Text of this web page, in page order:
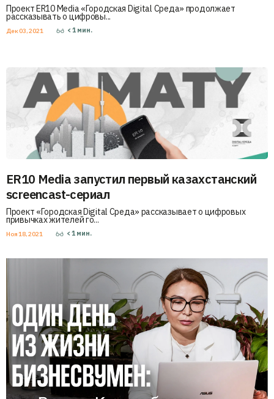
Проект ER10 Media «Городская Digital Среда» продолжает
рассказывать о цифровы...
Дек 03, 2021 < 1 мин.
ER10 Media запустил первый казахстанский
screencast-сериал
Проект «Городская Digital Среда» рассказывает о цифровых
привычках жителей го...
Ноя 18, 2021 < 1 мин.